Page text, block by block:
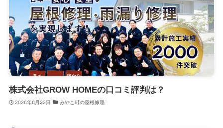
株式会社GROW HOMEの口コミ評判は？
2026年6月22日 みやこ町の屋根修理